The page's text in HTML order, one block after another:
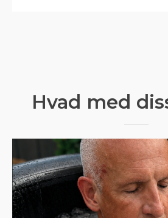
Hvad med